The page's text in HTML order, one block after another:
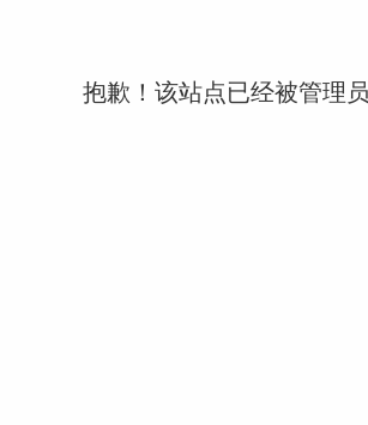
抱歉！该站点已经被管理